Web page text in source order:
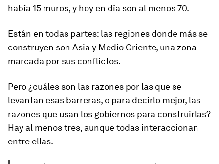
había 15 muros,y hoy en día son al menos 70.
Están en todas partes: las regiones donde más se
construyen son Asia y Medio Oriente, una zona
marcada por sus conflictos.
Pero ¿cuáles son las razones por las que se
levantan esas barreras, o para decirlo mejor, las
razones que usan los gobiernos para construirlas?
Hay al menos tres, aunque todas interaccionan
entre ellas.